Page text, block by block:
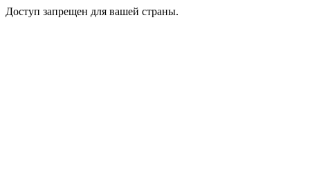
Доступ запрещен для вашей страны.